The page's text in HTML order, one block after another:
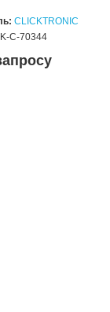
CLICKTRONIC
C-70344